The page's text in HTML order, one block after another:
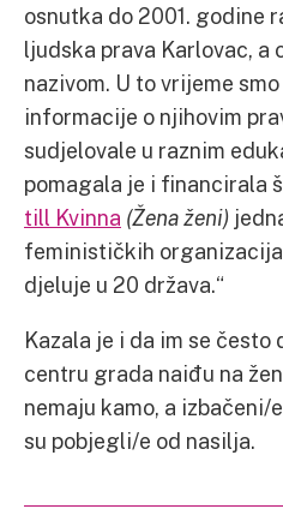
osnutka do 2001. godine
ljudska prava Karlovac, a
nazivom. U to vrijeme
informacije o njihovim
sudjelovale u raznim
pomagala je i financirala
till Kvinna (Žena ženi)
feminističkih organizacija
djeluje u 20 država.“
Kazala je i da im se često
centru grada naiđu na
nemaju kamo, a izbačeni/
su pobjegli/e od nasilja.